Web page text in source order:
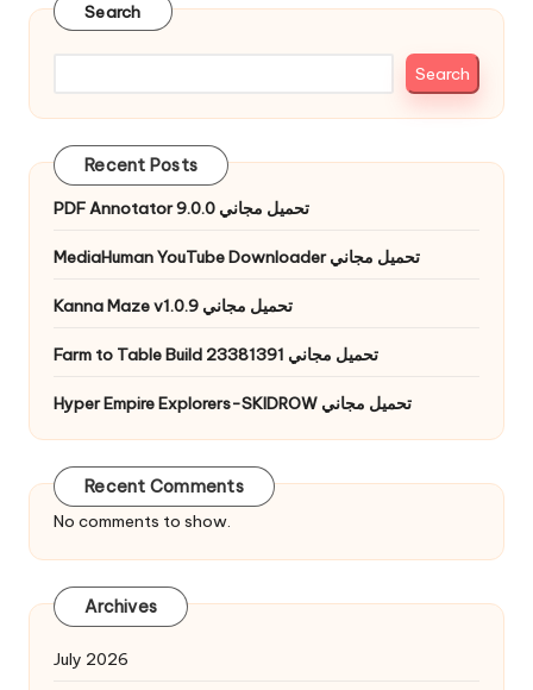
Search
Search
Recent Posts
PDF Annotator 9.0.0 تحميل مجاني
MediaHuman YouTube Downloader تحميل مجاني
Kanna Maze v1.0.9 تحميل مجاني
Farm to Table Build 23381391 تحميل مجاني
Hyper Empire Explorers-SKIDROW تحميل مجاني
Recent Comments
No comments to show.
Archives
July 2026